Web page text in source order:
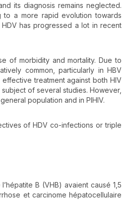
its diagnosis remains neglected.
to a more rapid evolution towards
has progressed a lot in recent
of morbidity and mortality. Due to
common, particularly in HBV
treatment against both HIV
of several studies. However,
population and in PlHIV.
of HDV co-infections or triple
B (VHB) avaient causé 1,5
et carcinome hépatocellulaire